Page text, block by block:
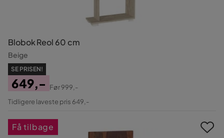
Blobok Reol 60 cm
Beige
SE PRISEN!
Pris
649,-
Original
Før999,-
Tidligere laveste pris 649,-
Få tilbage